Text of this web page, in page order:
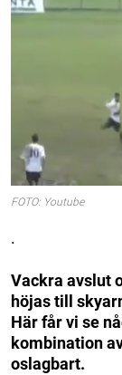
FOTO: Youtube
.
Vackra avslut
höjas till
Här får vi se
kombination
oslagbart.